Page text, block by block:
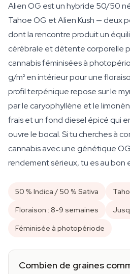
Alien OG est un hybride 50/50
Tahoe OG et Alien Kush — deux
dont la rencontre produit un
cérébrale et détente corporelle
cannabis féminisées à
g/m² en intérieur pour une
profil terpénique repose sur le
par le caryophyllène et le
frais et un fond diesel épicé qui
ouvre le bocal. Si tu cherches à
cannabis avec une génétique
rendement sérieux, tu es au bon
50 % Indica / 50 % Sativa
Floraison : 8-9 semaines
Féminisée à photopériode
Combien de graines